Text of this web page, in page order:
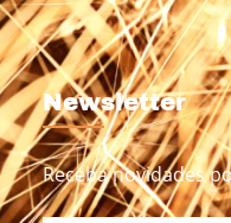
Newsletter
Receba novidades